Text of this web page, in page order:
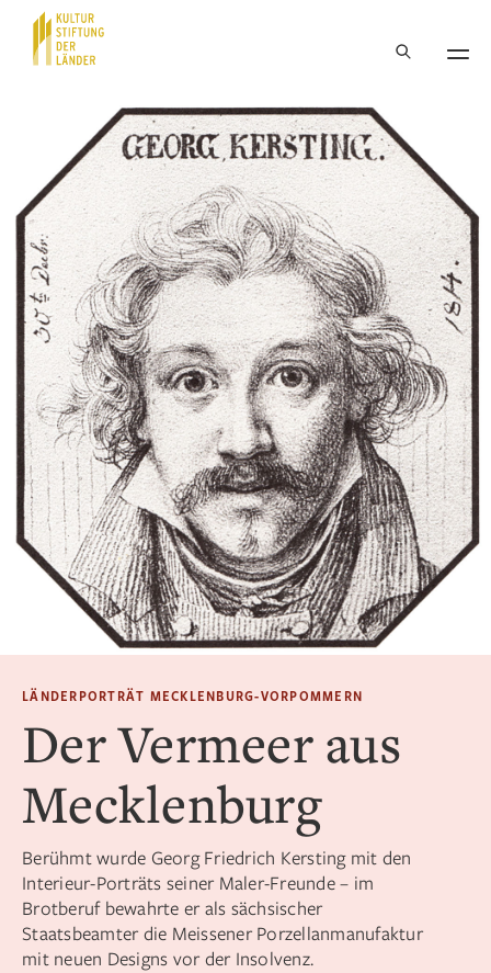
Hauptnavigation
LÄNDERPORTRÄT MECKLENBURG-VORPOMMERN
Der Vermeer aus
Mecklenburg
Berühmt wurde Georg Friedrich Kersting mit den
Interieur-Porträts seiner Maler-Freunde – im
Brotberuf bewahrte er als sächsischer
Staatsbeamter die Meissener Porzellanmanufaktur
mit neuen Designs vor der Insolvenz.